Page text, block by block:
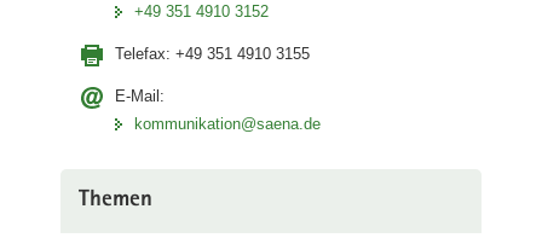
+49 351 4910 3152
Telefax: +49 351 4910 3155
E-Mail:
kommunikation@saena.de
Themen